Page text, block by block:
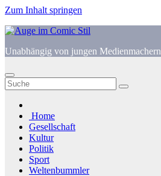
Zum Inhalt springen
Unabhängig von jungen Medienmachern
Home
Gesellschaft
Kultur
Politik
Sport
Weltenbummler